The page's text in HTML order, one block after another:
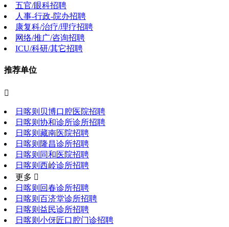
五官/眼科招聘
人事-行政-院办招聘
康复科/治疗/理疗招聘
网络/推广/咨询招聘
ICU/科研/其它招聘
推荐单位

日喀则贝博口腔医院招聘
日喀则协和诊所诊所招聘
日喀则藏南医院招聘
日喀则隆昌诊所招聘
日喀则同和医院招聘
日喀则西岭诊所招聘
更多 
日喀则回春诊所招聘
日喀则百济堂诊所招聘
日喀则益民诊所招聘
日喀则小伢匠口腔门诊招聘